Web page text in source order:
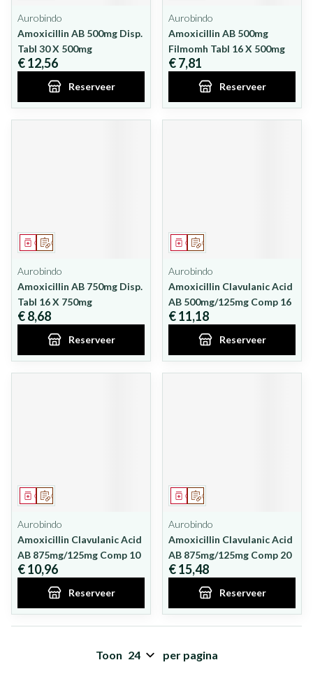
Aurobindo
Amoxicillin AB 500mg Disp.
Tabl 30 X 500mg
€ 12,56
Reserveer
Aurobindo
Amoxicillin AB 500mg
Filmomh Tabl 16 X 500mg
€ 7,81
Reserveer
Op voorschrift
Geneesmiddel
Aurobindo
Amoxicillin AB 750mg Disp.
Tabl 16 X 750mg
€ 8,68
Reserveer
Op voorschrift
Geneesmiddel
Aurobindo
Amoxicillin Clavulanic Acid
AB 500mg/125mg Comp 16
€ 11,18
Reserveer
Op voorschrift
Geneesmiddel
Aurobindo
Amoxicillin Clavulanic Acid
AB 875mg/125mg Comp 10
€ 10,96
Reserveer
Op voorschrift
Geneesmiddel
Aurobindo
Amoxicillin Clavulanic Acid
AB 875mg/125mg Comp 20
€ 15,48
Reserveer
Toon per pagina